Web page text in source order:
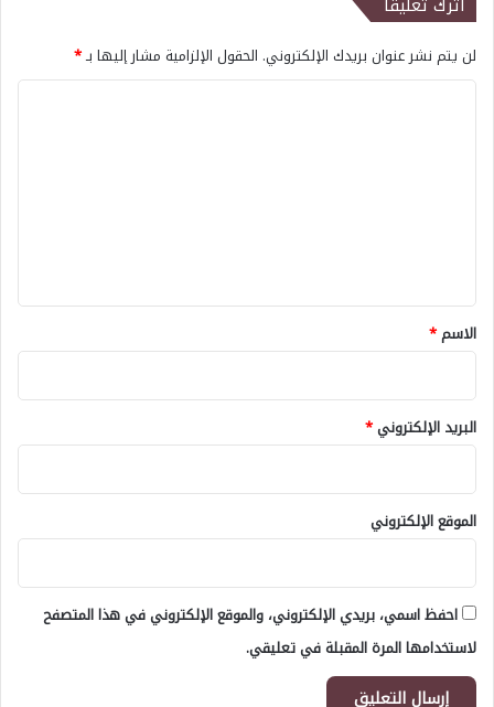
لن يتم نشر عنوان بريدك الإلكتروني. الحقول الإلزامية مشار إليها بـ*
*
الاسم*
البريد الإلكتروني*
الموقع الإلكتروني
احفظ اسمي، بريدي الإلكتروني، والموقع الإلكتروني في هذا المتصفح
لاستخدامها المرة المقبلة في تعليقي.